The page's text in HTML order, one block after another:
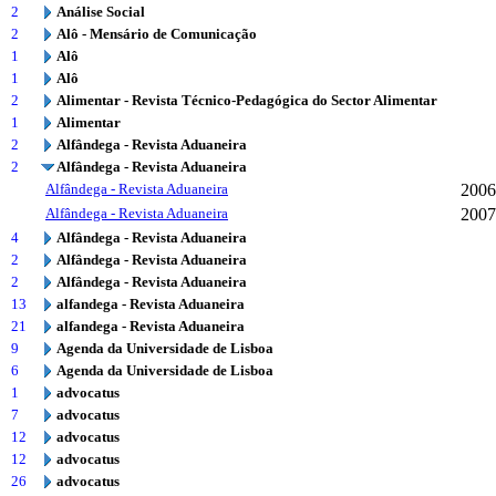
2
Análise Social
2
Alô - Mensário de Comunicação
1
Alô
1
Alô
2
Alimentar - Revista Técnico-Pedagógica do Sector Alimentar
1
Alimentar
2
Alfândega - Revista Aduaneira
2
Alfândega - Revista Aduaneira
Alfândega - Revista Aduaneira
2006
Alfândega - Revista Aduaneira 2007
4
Alfândega - Revista Aduaneira
2
Alfândega - Revista Aduaneira
2
Alfândega - Revista Aduaneira
13
alfandega - Revista Aduaneira
21
alfandega - Revista Aduaneira
9
Agenda da Universidade de Lisboa
6
Agenda da Universidade de Lisboa
1
advocatus
7
advocatus
12
advocatus
12
advocatus
26
advocatus